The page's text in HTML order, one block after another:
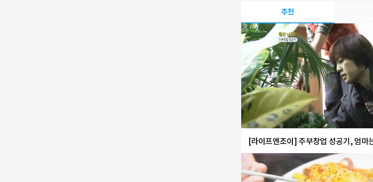
추천
[라이프엔조이] 주부창업 성공기, 엄마